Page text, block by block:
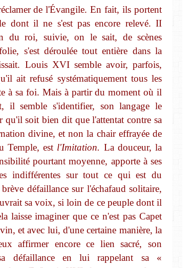
de l'Évangile. En fait, ils portent
dont il ne s'est pas encore relevé. II
du roi, suivie, on le sait, de scènes
s'est déroulée tout entière dans la
Louis XVI semble avoir, parfois,
ait refusé systématiquement tous les
à sa foi. Mais à partir du moment où il
il semble s'identifier, son langage le
soit bien dit que l'attentat contre sa
divine, et non la chair effrayée de
Temple, est l'Imitation. La douceur, la
pourtant moyenne, apporte à ses
indifférentes sur tout ce qui est du
défaillance sur l'échafaud solitaire,
sa voix, si loin de ce peuple dont il
laisse imaginer que ce n'est pas Capet
et avec lui, d'une certaine manière, la
affirmer encore ce lien sacré, son
défaillance en lui rappelant sa «